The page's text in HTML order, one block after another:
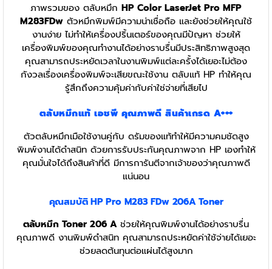
ภาพรวมของ ตลับหมึก HP Color LaserJet Pro MFP
M283FDw ตัวหมึกพิมพ์มีความน่าเชื่อถือ และยังช่วยให้คุณใช้
งานง่าย ไม่ทำให้เครื่องปริ้นเตอร์ของคุณมีปัญหา ช่วยให้
เครื่องพิมพ์ของคุณทำงานได้อย่างราบรื่นมีประสิทธิภาพสูงสุด
คุณสามารถประหยัดเวลาในงานพิมพ์แต่ละครั้งได้เยอะไม่ต้อง
กังวลเรื่องเครื่องพิมพ์จะเสียขณะใช้งาน ตลับแท้ HP ทำให้คุณ
รู้สึกถึงความคุ้มค่ากับค่าใช่จ่ายที่เสียไป
ตลับหมึกแท้ เอชพี คุณภาพดี สินค้าเกรด A+++
ตัวตลับหมึกเมือใช้งานคู่กับ ดรัมของแท้ทำให้มีความคมชัดสูง
พิมพ์งานได้ดำสนิท ด้วยการรับประกันคุณภาพจาก HP เองทำให้
คุณมั่นใจได้ถึงสินค้าที่ดี มีการการันตีจากเจ้าของว่าคุณภาพดี
แน่นอน
คุณสมบัติ HP Pro M283 FDw 206AToner
ตลับหมึก Toner 206 A ช่วยให้คุณพิมพ์งานได้อย่างราบรื่น
คุณภาพดี งานพิมพ์ดำสนิท คุณสามารถประหยัดค่าใช้จ่ายได้เยอะ
ช่วยลดต้นทุนต่อแผ่นได้สูงมาก